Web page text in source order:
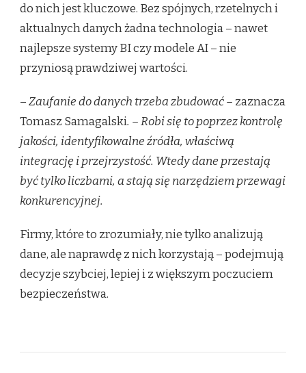
do nich jest kluczowe. Bez spójnych, rzetelnych i
aktualnych danych żadna technologia – nawet
najlepsze systemy BI czy modele AI – nie
przyniosą prawdziwej wartości.
–Zaufanie do danych trzeba zbudować – zaznacza
Tomasz Samagalski. – Robi się to poprzez kontrolę
jakości, identyfikowalne źródła, właściwą
integrację i przejrzystość. Wtedy dane przestają
być tylko liczbami, a stają się narzędziem przewagi
konkurencyjnej.
Firmy, które to zrozumiały, nie tylko analizują
dane, ale naprawdę z nich korzystają – podejmują
decyzje szybciej, lepiej i z większym poczuciem
bezpieczeństwa.